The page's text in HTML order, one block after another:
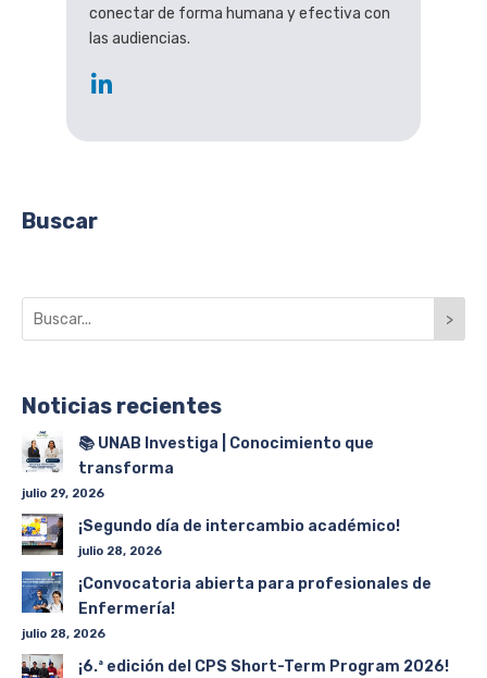
conectar de forma humana y efectiva con
las audiencias.
Buscar
>
Noticias recientes
📚 UNAB Investiga | Conocimiento que
transforma
julio 29, 2026
¡Segundo día de intercambio académico!
julio 28, 2026
¡Convocatoria abierta para profesionales de
Enfermería!
julio 28, 2026
¡6.ª edición del CPS Short-Term Program 2026!